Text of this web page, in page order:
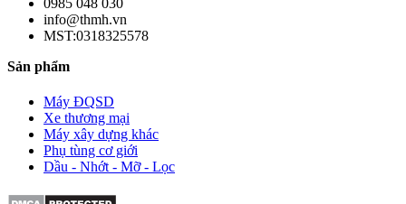
info@thmh.vn
MST:0318325578
Sản phẩm
Máy ĐQSD
Xe thương mại
Máy xây dựng khác
Phụ tùng cơ giới
Dầu - Nhớt - Mỡ - Lọc